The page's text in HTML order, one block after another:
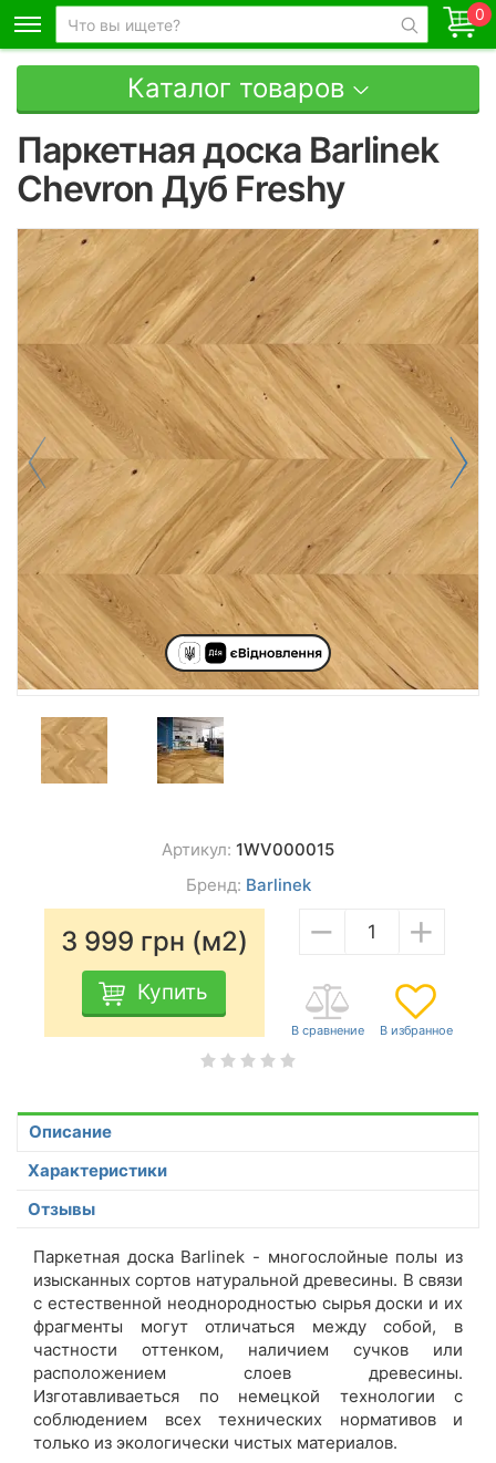
0
Каталог товаров
Паркетная доска Barlinek
Chevron Дуб Freshy
Артикул: 1WV000015
Бренд: Barlinek
3 999 грн (м2)
Купить
− +
Описание
Характеристики
Отзывы
Паркетная доска Barlinek - многослойные полы из
изысканных сортов натуральной древесины. В связи
с естественной неоднородностью сырья доски и их
фрагменты могут отличаться между собой, в
частности оттенком, наличием сучков или
расположением слоев древесины.
Изготавливаеться по немецкой технологии с
соблюдением всех технических нормативов и
только из экологически чистых материалов.